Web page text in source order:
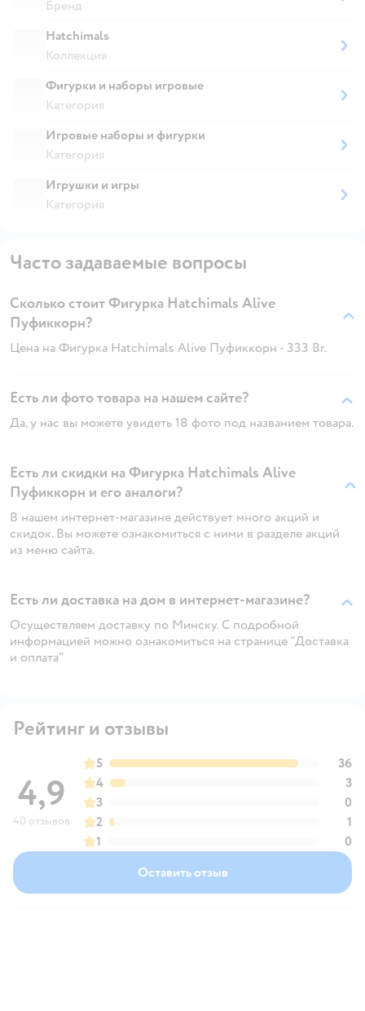
Бренд
Hatchimals
Коллекция
Фигурки и наборы игровые
Категория
Игровые наборы и фигурки
Категория
Игрушки и игры
Категория
Часто задаваемые вопросы
Сколько стоит Фигурка Hatchimals Alive
Пуфиккорн?
Цена на Фигурка Hatchimals Alive Пуфиккорн - 333 Br.
Есть ли фото товара на нашем сайте?
Да, у нас вы можете увидеть 18 фото под названием товара.
Есть ли скидки на Фигурка Hatchimals Alive
Пуфиккорн и его аналоги?
В нашем интернет-магазине действует много акций и
скидок. Вы можете ознакомиться с ними в разделе акций
из меню сайта.
Есть ли доставка на дом в интернет-магазине?
Осуществляем доставку по Минску. С подробной
информацией можно ознакомиться на странице "Доставка
и оплата"
Рейтинг и отзывы
4,9
40 отзывов
5
36
4
3
3
0
2
1
1
0
Оставить отзыв